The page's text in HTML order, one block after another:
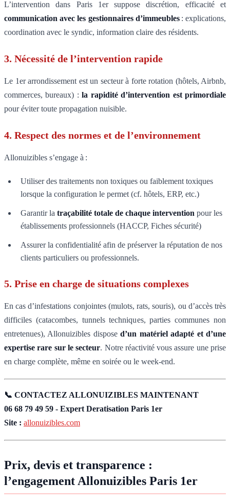
L’intervention dans Paris 1er suppose discrétion, efficacité et
communication avec les gestionnaires d’immeubles: explications,
coordination avec le syndic, information claire des résidents.
3. Nécessité de l’intervention rapide
Le 1er arrondissement est un secteur à forte rotation (hôtels, Airbnb,
commerces, bureaux) :la rapidité d’intervention est primordiale
pour éviter toute propagation nuisible.
4. Respect des normes et de l’environnement
Allonuizibles s’engage à :
Utiliser des traitements non toxiques ou faiblement toxiques
lorsque la configuration le permet (cf. hôtels, ERP, etc.)
Garantir la traçabilité totale de chaque intervention pour les
établissements professionnels (HACCP, Fiches sécurité)
Assurer la confidentialité afin de préserver la réputation de nos
clients particuliers ou professionnels.
5. Prise en charge de situations complexes
En cas d’infestations conjointes (mulots, rats, souris), ou d’accès très
difficiles (catacombes, tunnels techniques, parties communes non
entretenues), Allonuizibles disposed’un matériel adapté et d’une
expertise rare sur le secteur. Notre réactivité vous assure une prise
en charge complète, même en soirée ou le week-end.
📞 CONTACTEZ ALLONUIZIBLES MAINTENANT
06 68 79 49 59 - Expert Deratisation Paris 1er
Site : allonuizibles.com
Prix, devis et transparence :
l’engagement Allonuizibles Paris 1er